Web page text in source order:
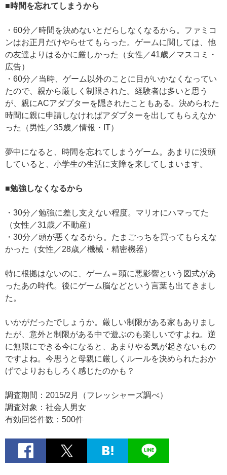
■時間を忘れてしまうから
・60分／時間を決めないとだらしなくなるから。ファミコ
ンはお正月だけやらせてもらった。ゲームに関しては、他
の友達よりはるかに厳しかった（女性／41歳／マスコミ・
広告）
・60分／当時、ゲーム以外のことに目がいかなくなってい
たので、親から厳しく制限された。経験者は多いと思う
が、親にACアダプターを隠されたこともある。決められた
時間に親に申請しなければアダプターを出してもらえなか
った（男性／35歳／情報・IT）
夢中になると、時間を忘れてしまうゲーム。あまりに没頭
していると、小学生の生活に支障を来してしまいます。
■勉強しなくなるから
・30分／勉強に差し支えない程度。マリオにハマってた
（女性／31歳／不動産）
・30分／頭が悪くなるから。たまごっちを買ってもらえな
かった（女性／28歳／機械・精密機器）
特に根拠はないのに、ゲーム＝頭に悪影響という図式があ
ったあの時代。後にゲーム脳などという言葉も出てきまし
た。
いかがだったでしょうか。厳しい制限がある家もありまし
たが、意外と制限がある中で遊ぶのも楽しいですよね。逆
に無限にできる今になると、あまりやる気が起きないもの
ですよね。今思うと母親に厳しくルールを決められたおか
げでよりおもしろく感じたのかも？
調査期間：2015/2月（フレッシャーズ調べ）
調査対象：社会人男女
有効回答件数：500件